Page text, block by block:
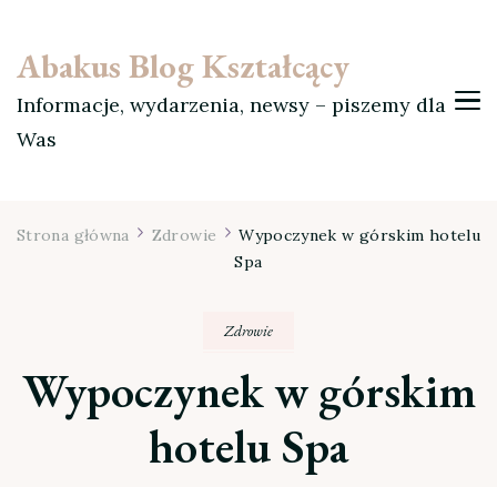
Abakus Blog Kształcący
Informacje, wydarzenia, newsy – piszemy dla
Was
Strona główna Zdrowie
Wypoczynek w górskim hotelu
Spa
Zdrowie
Wypoczynek w górskim
hotelu Spa